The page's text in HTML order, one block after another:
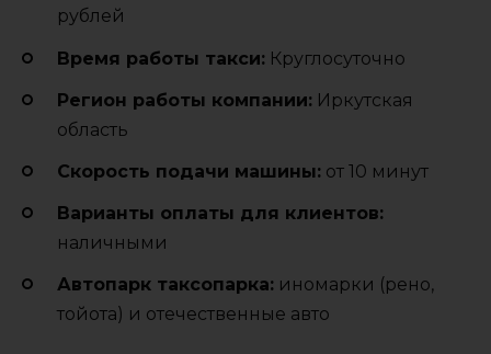
рублей
Время работы такси: Круглосуточно
Регион работы компании: Иркутская
область
Cкорость подачи машины: от 10 минут
Варианты оплаты для клиентов:
наличными
Автопарк таксопарка: иномарки (рено,
тойота) и отечественные авто